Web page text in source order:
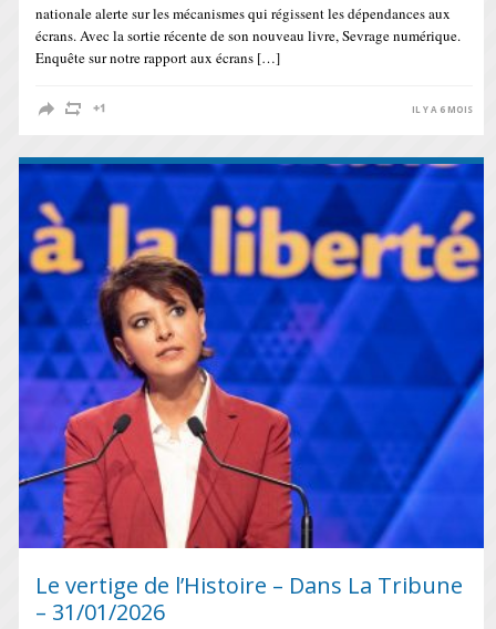
nationale alerte sur les mécanismes qui régissent les dépendances aux
écrans. Avec la sortie récente de son nouveau livre, Sevrage numérique.
Enquête sur notre rapport aux écrans […]
IL Y A 6 MOIS
Le vertige de l’Histoire – Dans La Tribune
– 31/01/2026